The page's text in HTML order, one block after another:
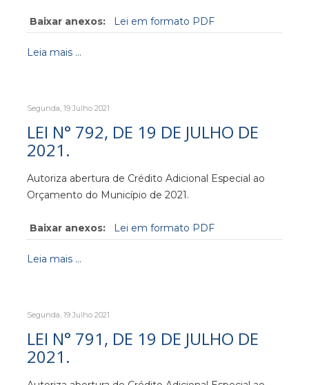
Baixar anexos: Lei em formato PDF
Leia mais ...
Segunda, 19 Julho 2021
LEI N° 792, DE 19 DE JULHO DE
2021.
Autoriza abertura de Crédito Adicional Especial ao
Orçamento do Município de 2021.
Baixar anexos: Lei em formato PDF
Leia mais ...
Segunda, 19 Julho 2021
LEI N° 791, DE 19 DE JULHO DE
2021.